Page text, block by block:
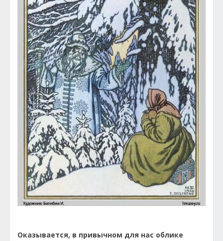
Оказывается, в привычном для нас облике